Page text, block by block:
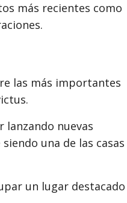
más recientes como
las más importantes
lanzando nuevas
una de las casas
un lugar destacado